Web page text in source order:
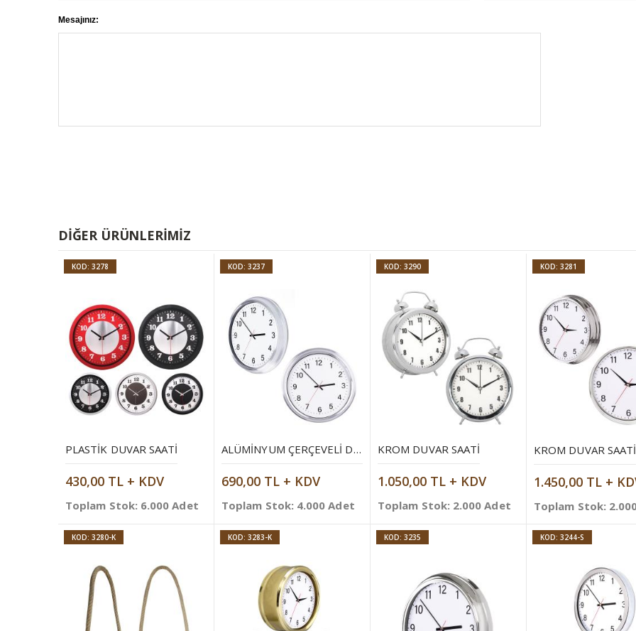
Mesajınız:
DIĞER ÜRÜNLERIMIZ
KOD: 3278
PLASTIK DUVAR SAATI
430,00 TL + KDV
Toplam Stok: 6.000 Adet
KOD: 3237
ALÜMINYUM ÇERÇEVELI DUVAR SAATI
690,00 TL + KDV
Toplam Stok: 4.000 Adet
KOD: 3290
KROM DUVAR SAATI
1.050,00 TL + KDV
Toplam Stok: 2.000 Adet
KOD: 3281
KROM DUVAR SAATI
1.450,00 TL +
Toplam Stok:
KOD: 3280-K KOD: 3283-K KOD: 3235 KOD: 3244-S